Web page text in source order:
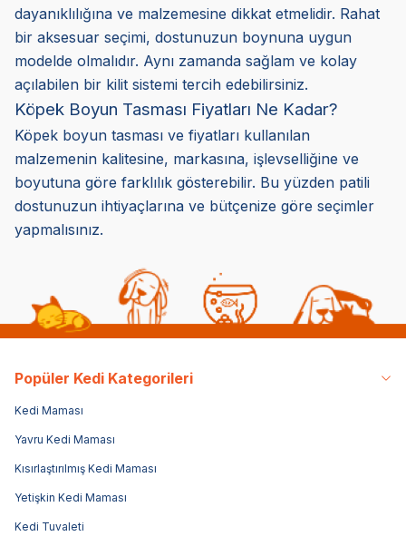
dayanıklılığına ve malzemesine dikkat etmelidir. Rahat
bir aksesuar seçimi, dostunuzun boynuna uygun
modelde olmalıdır. Aynı zamanda sağlam ve kolay
açılabilen bir kilit sistemi tercih edebilirsiniz.
Köpek Boyun Tasması Fiyatları Ne Kadar?
Köpek boyun tasması ve fiyatları kullanılan
malzemenin kalitesine, markasına, işlevselliğine ve
boyutuna göre farklılık gösterebilir. Bu yüzden patili
dostunuzun ihtiyaçlarına ve bütçenize göre seçimler
yapmalısınız.
Popüler Kedi Kategorileri
Kedi Maması
Yavru Kedi Maması
Kısırlaştırılmış Kedi Maması
Yetişkin Kedi Maması
Kedi Tuvaleti